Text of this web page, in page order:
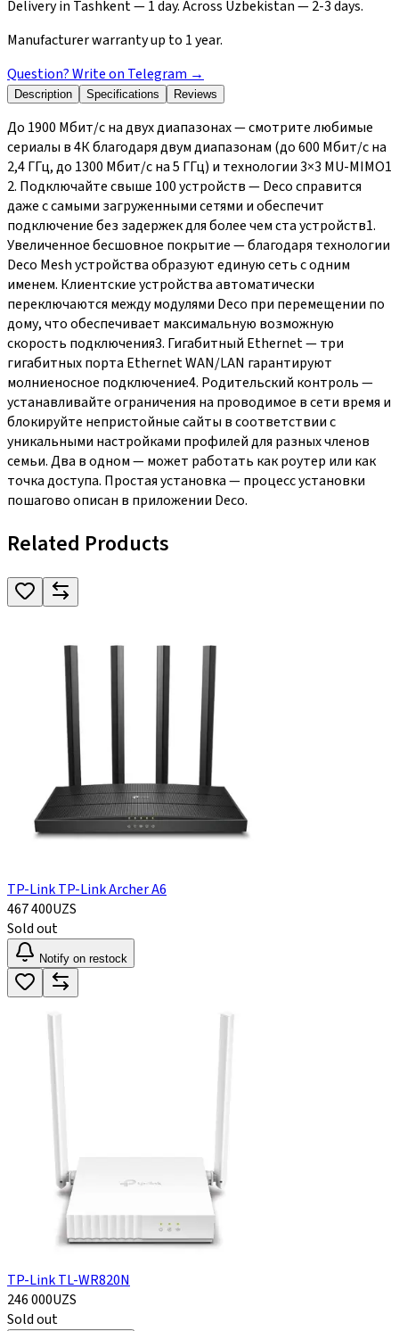
Delivery in Tashkent — 1 day. Across Uzbekistan — 2-3 days.
Manufacturer warranty up to 1 year.
Question? Write on Telegram →
Description Specifications Reviews
До 1900 Мбит/с на двух диапазонах — смотрите любимые
сериалы в 4К благодаря двум диапазонам (до 600 Мбит/с на
2,4 ГГц, до 1300 Мбит/с на 5 ГГц) и технологии 3×3 MU-MIMO1
2. Подключайте свыше 100 устройств — Deco справится
даже с самыми загруженными сетями и обеспечит
подключение без задержек для более чем ста устройств1.
Увеличенное бесшовное покрытие — благодаря технологии
Deco Mesh устройства образуют единую сеть с одним
именем. Клиентские устройства автоматически
переключаются между модулями Deco при перемещении по
дому, что обеспечивает максимальную возможную
скорость подключения3. Гигабитный Ethernet — три
гигабитных порта Ethernet WAN/LAN гарантируют
молниеносное подключение4. Родительский контроль —
устанавливайте ограничения на проводимое в сети время и
блокируйте непристойные сайты в соответствии с
уникальными настройками профилей для разных членов
семьи. Два в одном — может работать как роутер или как
точка доступа. Простая установка — процесс установки
пошагово описан в приложении Deco.
Related Products
TP-Link TP-Link Archer A6
467 400UZS
Sold out
Notify on restock
TP-Link TL-WR820N
246 000UZS
Sold out